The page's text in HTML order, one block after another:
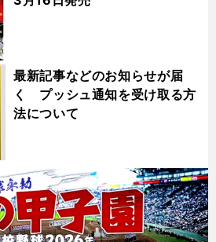
最新記事などのお知らせが届
く プッシュ通知を受け取る方
法について